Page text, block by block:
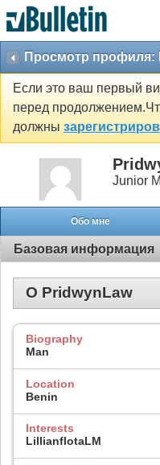
Просмотр профиля:
Если это ваш первый
перед
должны
Junior
Обо мне
Базовая информация
О PridwynLaw
Biography
Man
Location
Benin
Interests
LillianflotaLM